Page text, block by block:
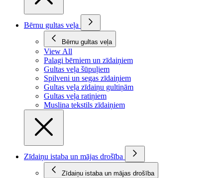
Bērnu gultas veļa
Bērnu gultas veļa
View All
Palagi bērniem un zīdaiņiem
Gultas veļa šūpuļiem
Spilveni un segas zīdaiņiem
Gultas veļa zīdaiņu gultiņām
Gultas veļa ratiņiem
Muslina tekstils zīdaiņiem
Zīdaiņu istaba un mājas drošība
Zīdaiņu istaba un mājas drošība